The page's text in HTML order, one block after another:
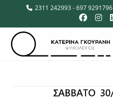
2311 242993 - 697 9291796